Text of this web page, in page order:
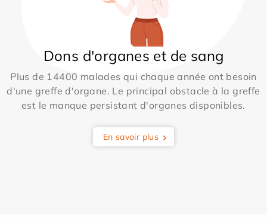
Dons d'organes et de sang
Plus de 14400 malades qui chaque année ont besoin
d'une greffe d'organe. Le principal obstacle à la greffe
est le manque persistant d'organes disponibles.
En savoir plus